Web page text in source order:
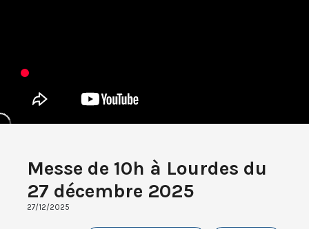
Messe de 10h à Lourdes du
27 décembre 2025
27/12/2025